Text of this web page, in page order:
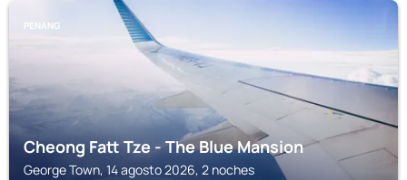
PENANG
Cheong Fatt Tze - The Blue Mansion
George Town, 14 agosto 2026, 2 noches